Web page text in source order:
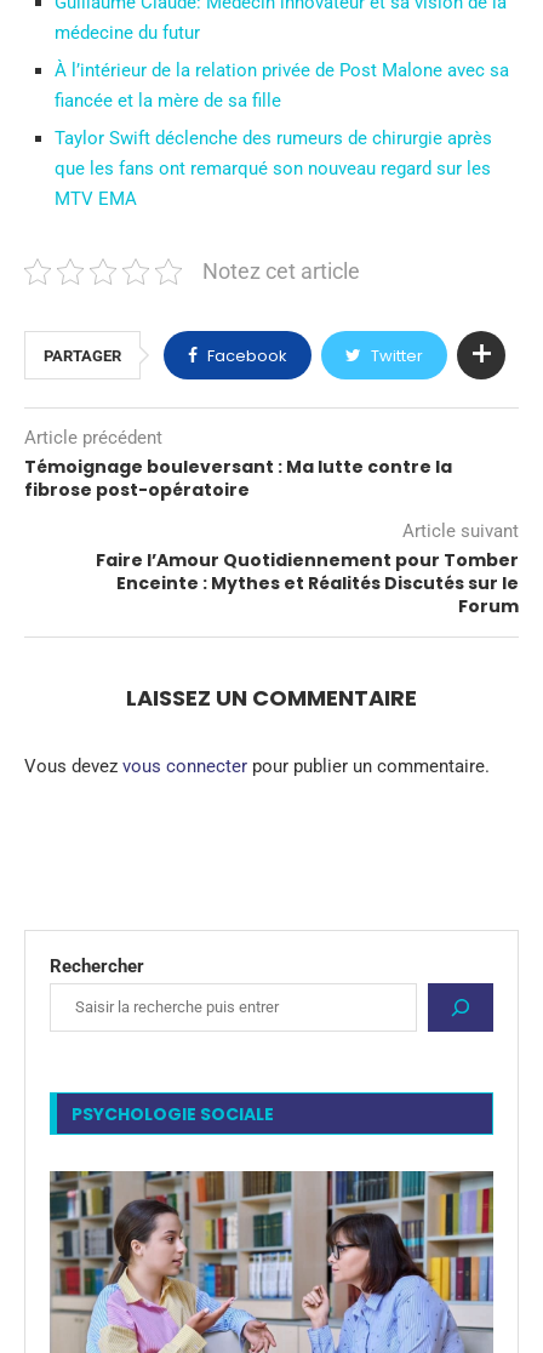
médecine du futur
À l’intérieur de la relation privée de Post Malone avec sa
fiancée et la mère de sa fille
Taylor Swift déclenche des rumeurs de chirurgie après
que les fans ont remarqué son nouveau regard sur les
MTV EMA
Notez cet article
PARTAGER Facebook Twitter
Article précédent
Témoignage bouleversant : Ma lutte contre la
fibrose post-opératoire
Article suivant
Faire l’Amour Quotidiennement pour Tomber
Enceinte : Mythes et Réalités Discutés sur le
Forum
LAISSEZ UN COMMENTAIRE
Vous devez vous connecter pour publier un commentaire.
Rechercher
PSYCHOLOGIE SOCIALE